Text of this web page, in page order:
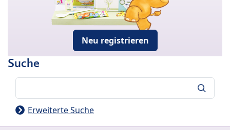
Neu registrieren
Suche
Erweiterte Suche